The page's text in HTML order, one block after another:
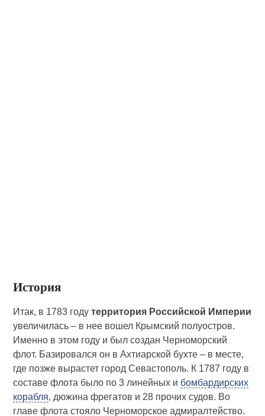
История
Итак, в 1783 годутерритория Российской Империи
увеличилась – в нее вошел Крымский полуостров.
Именно в этом году и был создан Черноморский
флот. Базировался он в Ахтиарской бухте – в месте,
где позже вырастет город Севастополь. К 1787 году в
составе флота было по 3 линейных и бомбардирских
корабля, дюжина фрегатов и 28 прочих судов. Во
главе флота стояло Черноморское адмиралтейство.